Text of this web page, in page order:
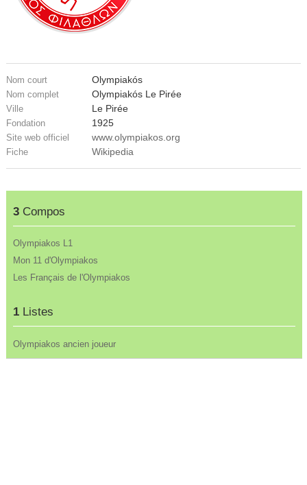
Nom court Olympiakós
Nom complet Olympiakós Le Pirée
Ville Le Pirée
Fondation 1925
Site web officiel www.olympiakos.org
Fiche Wikipedia
3Compos
Olympiakos L1
Mon 11 d'Olympiakos
Les Français de l'Olympiakos
1Listes
Olympiakos ancien joueur